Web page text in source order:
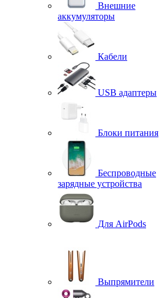
Внешние
аккумуляторы
Кабели
USB адаптеры
Блоки питания
Беспроводные
зарядные устройства
Для AirPods
Выпрямители